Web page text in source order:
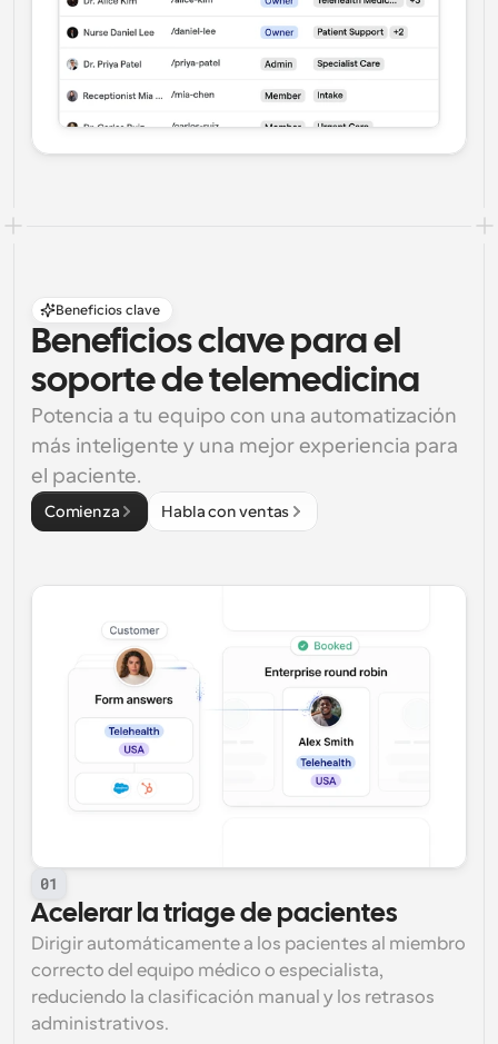
Beneficios clave
Beneficios clave para el
soporte de telemedicina
Potencia a tu equipo con una automatización
más inteligente y una mejor experiencia para
el paciente.
Comienza Habla con ventas
01
Acelerar la triage de pacientes
Dirigir automáticamente a los pacientes al miembro
correcto del equipo médico o especialista,
reduciendo la clasificación manual y los retrasos
administrativos.